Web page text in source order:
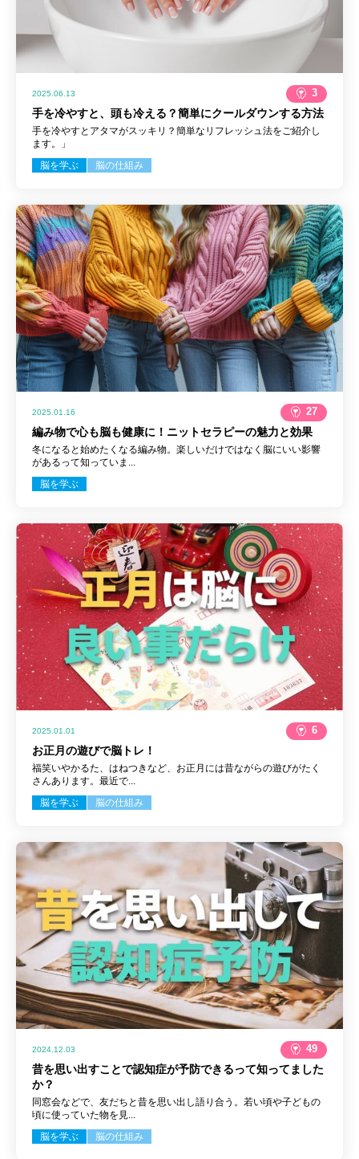
2025.06.13 3
手を冷やすと、頭も冷える？簡単にクールダウンする方法
手を冷やすとアタマがスッキリ？簡単なリフレッシュ法をご紹介し
ます。」
脳を学ぶ
脳の仕組み
2025.01.16 27
編み物で心も脳も健康に！ニットセラピーの魅力と効果
冬になると始めたくなる編み物。楽しいだけではなく脳にいい影響
があるって知っていま...
脳を学ぶ
2025.01.01 6
お正月の遊びで脳トレ！
福笑いやかるた、はねつきなど、お正月には昔ながらの遊びがたく
さんあります。最近で...
脳を学ぶ
脳の仕組み
2024.12.03 49
昔を思い出すことで認知症が予防できるって知ってました
か？
同窓会などで、友だちと昔を思い出し語り合う。若い頃や子どもの
頃に使っていた物を見...
脳を学ぶ
脳の仕組み